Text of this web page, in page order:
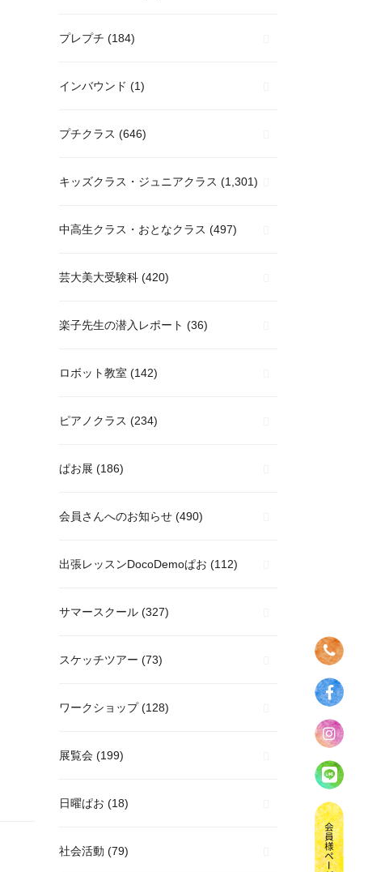
プレプチ (184)
インバウンド (1)
プチクラス (646)
キッズクラス・ジュニアクラス (1,301)
中高生クラス・おとなクラス (497)
芸大美大受験科 (420)
楽子先生の潜入レポート (36)
ロボット教室 (142)
ピアノクラス (234)
ぱお展 (186)
会員さんへのお知らせ (490)
出張レッスンDocoDemoぱお (112)
サマースクール (327)
スケッチツアー (73)
ワークショップ(128)
展覧会 (199)
日曜ぱお (18)
社会活動 (79)